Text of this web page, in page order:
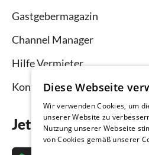
Gastgebermagazin
Channel Manager
Hilfe Vermieter
Kontakt
Jetzt die App
Diese Webseite
Wir verwenden Cookies, um
unserer Website zu
Nutzung unserer Webseite
von Cookies gemäß unserer